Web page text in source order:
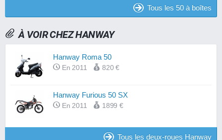
Tous les 50 à boîtes
À VOIR CHEZ HANWAY
Hanway Roma 50
En 2011 820 €
Hanway Furious 50 SX
En 2011 1899 €
Tous les deux-roues Hanway